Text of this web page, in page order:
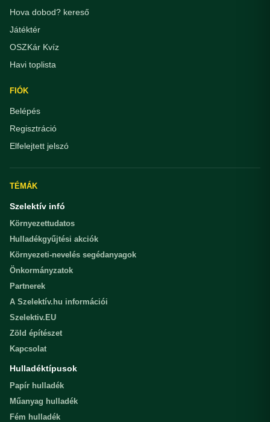
Hova dobod? kereső
Játéktér
OSZKár Kvíz
Havi toplista
FIÓK
Belépés
Regisztráció
Elfelejtett jelszó
TÉMÁK
Szelektív infó
Környezettudatos
Hulladékgyűjtési akciók
Környezeti-nevelés segédanyagok
Önkormányzatok
Partnerek
A Szelektív.hu információi
Szelektiv.EU
Zöld építészet
Kapcsolat
Hulladéktípusok
Papír hulladék
Műanyag hulladék
Fém hulladék